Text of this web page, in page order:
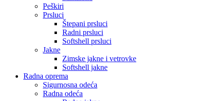
Peškiri
Prsluci
Štepani prsluci
Radni prsluci
Softshell prsluci
Jakne
Zimske jakne i vetrovke
Softshell jakne
Radna oprema
Sigurnosna odeća
Radna odeća